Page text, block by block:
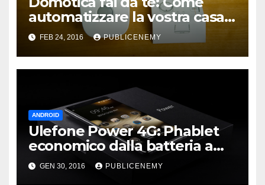
automatizzare la vostra casa
spendendo poco
FEB 24, 2016 PUBLICENEMY
ANDROID
Ulefone Power 4G: Phablet
economico dalla batteria a
lunghissima durata
GEN 30, 2016 PUBLICENEMY